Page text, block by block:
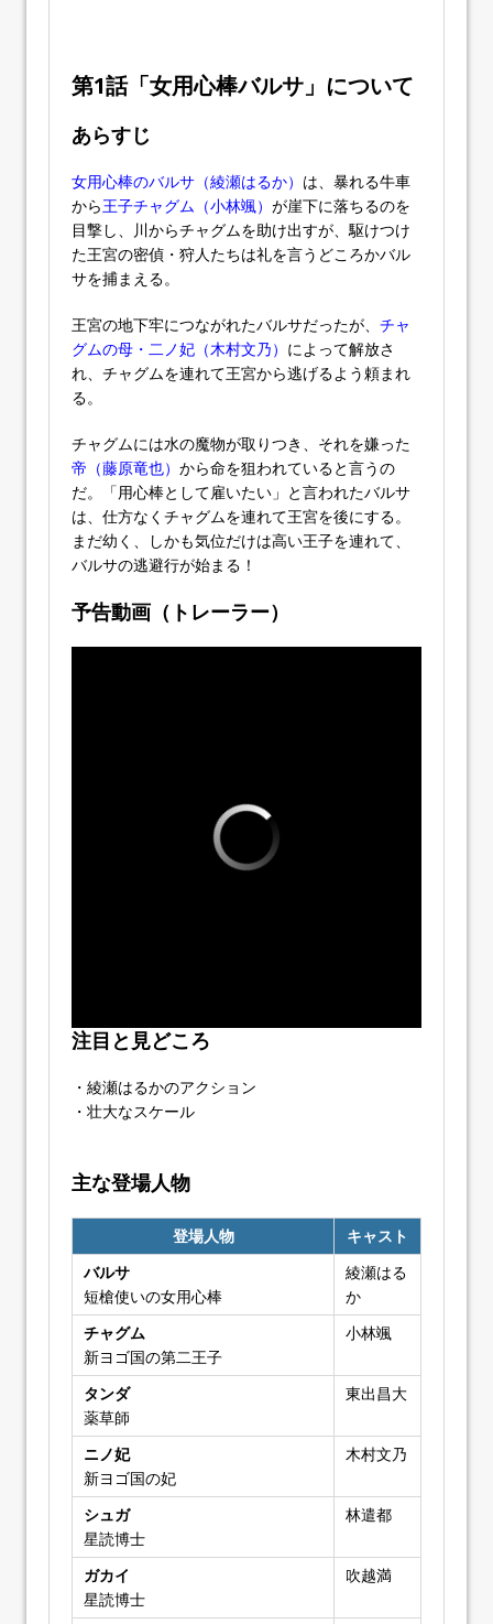
第1話「女用心棒バルサ」について
あらすじ
女用心棒のバルサ（綾瀬はるか） は、暴れる牛車
から王子チャグム（小林颯） が崖下に落ちるのを
目撃し、川からチャグムを助け出すが、駆けつけ
た王宮の密偵・狩人たちは礼を言うどころかバル
サを捕まえる。
王宮の地下牢につながれたバルサだったが、 チャ
グムの母・二ノ妃（木村文乃） によって解放さ
れ、チャグムを連れて王宮から逃げるよう頼まれ
る。
チャグムには水の魔物が取りつき、それを嫌った
帝（藤原竜也） から命を狙われていると言うの
だ。「用心棒として雇いたい」と言われたバルサ
は、仕方なくチャグムを連れて王宮を後にする。
まだ幼く、しかも気位だけは高い王子を連れて、
バルサの逃避行が始まる！
予告動画（トレーラー）
注目と見どころ
・綾瀬はるかのアクション
・壮大なスケール
主な登場人物
登場人物
キャスト
バルサ
短槍使いの女用心棒
綾瀬はる
か
チャグム
新ヨゴ国の第二王子
小林颯
タンダ
薬草師
東出昌大
ニノ妃
新ヨゴ国の妃
木村文乃
シュガ
星読博士
林遣都
ガカイ
星読博士
吹越満